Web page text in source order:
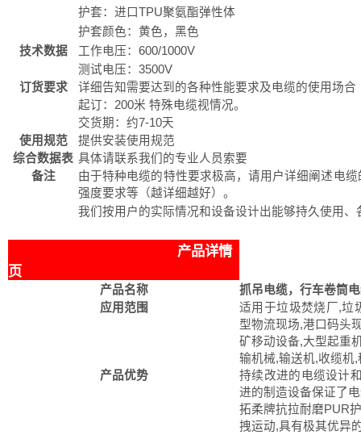
护套：进口TPU聚氨酯弹性体
护套颜色：黄色，黑色
技术数据
工作电压：600/1000V
测试电压：3500V
订货要求
详细告知需要达到的各种性能要求及电缆的使用场合
起订：200米 特殊电缆视情况。
交货期：约7-10天
使用规范
提供安装使用规范
综合数据表 具体请联系我们的专业人员索要
备注
由于特种电缆的特性要求极高，请用户详细阐述电
强度要求等（越详细越好）。
我们按用户的实际情况和设备设计出能够持久使用
产品详情
页
产品名称
抓吊电缆，行车卷筒
应用范围
适用于垃圾焚烧厂,垃
型物流现场,港口码头
矿移动设备,大型起重
输机械,输送机,收缆机
产品优势
持续改进的电缆设计
进的制造设备保证了
拓柔牌抗拉耐磨PUR
拽运动,具有极其优异